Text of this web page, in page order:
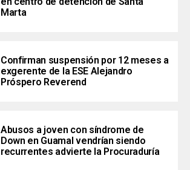
Marta
Confirman suspensión por 12 meses a
exgerente de la ESE Alejandro
Próspero Reverend
Abusos a joven con síndrome de
Down en Guamal vendrían siendo
recurrentes advierte la Procuraduría